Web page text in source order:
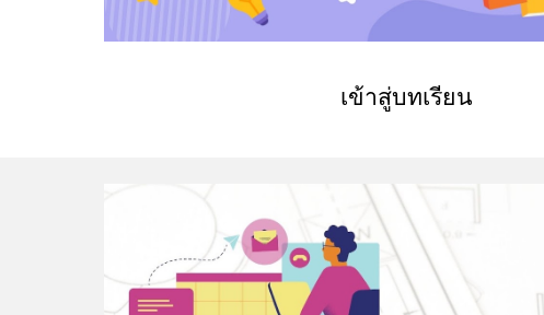
เข้าสู่บทเรียน